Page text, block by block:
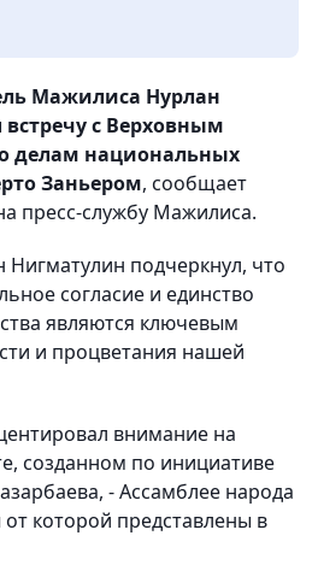
Мажилиса Нурлан
с Верховным
делам национальных
Заньером, сообщает
пресс-службу Мажилиса.
Нигматулин подчеркнул, что
согласие и единство
являются ключевым
и процветания нашей
внимание на
созданном по инициативе
- Ассамблее народа
от которой представлены в